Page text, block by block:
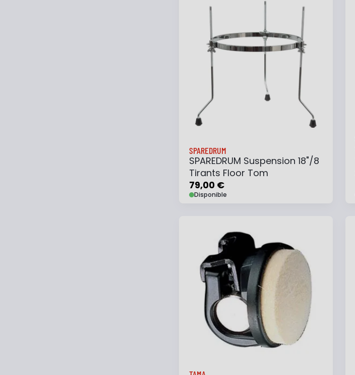
SPAREDRUM
SPAREDRUM Suspension 18"/8
Tirants Floor Tom
79,00 €
Disponible
Ajouter au panier
Ajouter à ma liste